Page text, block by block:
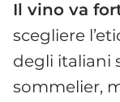
Il vino va
scegliere
degli italiani
sommelier,